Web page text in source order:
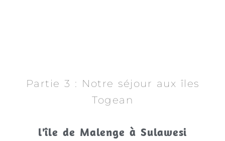
Partie 3 : Notre séjour aux îles
Togean
l'île de Malenge à Sulawesi